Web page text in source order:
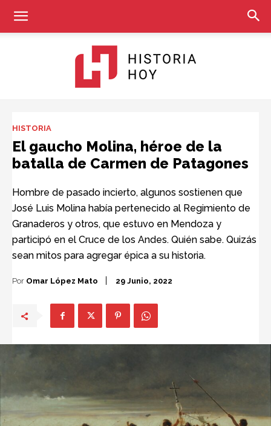
Hoy
HISTORIA
El gaucho Molina, héroe de la
batalla de Carmen de Patagones
Hombre de pasado incierto, algunos sostienen que
José Luis Molina había pertenecido al Regimiento de
Granaderos y otros, que estuvo en Mendoza y
participó en el Cruce de los Andes. Quién sabe. Quizás
sean mitos para agregar épica a su historia.
Por Omar López Mato 29 Junio, 2022